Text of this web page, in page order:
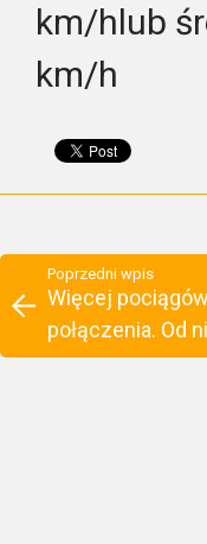
km/hlub
km/h
Poprzedni wpis
Więcej
połączenia. Od